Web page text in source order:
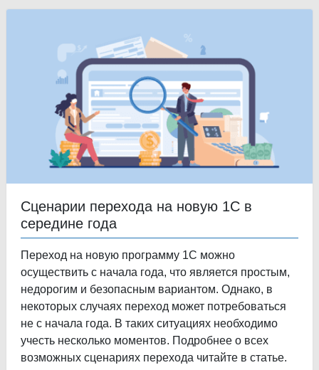
Сценарии перехода на новую 1С в
середине года
Переход на новую программу 1С можно
осуществить с начала года, что является простым,
недорогим и безопасным вариантом. Однако, в
некоторых случаях переход может потребоваться
не с начала года. В таких ситуациях необходимо
учесть несколько моментов. Подробнее о всех
возможных сценариях перехода читайте в статье.